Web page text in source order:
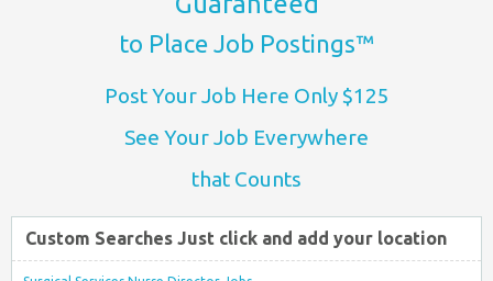
to Place Job Postings™
Post Your Job Here Only $125
See Your Job Everywhere
that Counts
Custom Searches Just click and add your location